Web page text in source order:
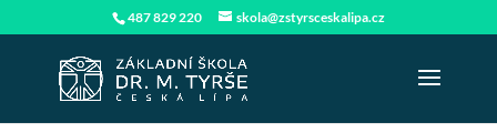
487 829 220 skola@zstyrsceskalipa.cz